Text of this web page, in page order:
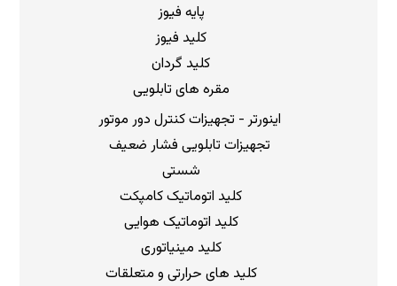
پایه فیوز
کلید فیوز
کلید گردان
مقره های تابلویی
اینورتر - تجهیزات کنترل دور موتور
تجهیزات تابلویی فشار ضعیف
شستی
کلید اتوماتیک کامپکت
کلید اتوماتیک هوایی
کلید مینیاتوری
کلید های حرارتی و متعلقات